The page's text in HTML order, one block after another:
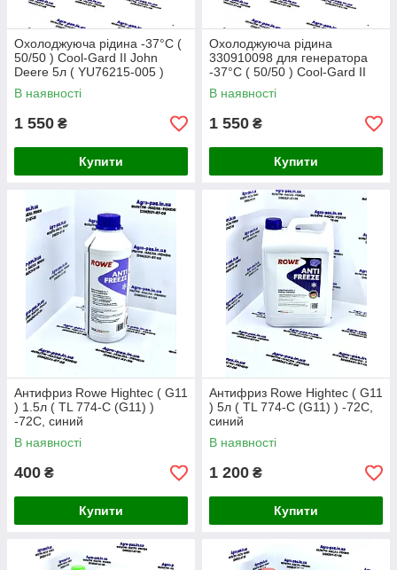
Охолоджуюча рідина -37°C (
50/50 ) Cool-Gard II John
Deere 5л ( YU76215-005 )
В наявності
1 550 ₴
Купити
Охолоджуюча рідина
330910098 для генератора
-37°C ( 50/50 ) Cool-Gard II
John Deere 5л ( YU76215-005
)В наявності
1 550 ₴
Купити
Антифриз Rowe Hightec ( G11
) 1.5л ( TL 774-C (G11) )
-72C, синий
В наявності
400 ₴
Купити
Антифриз Rowe Hightec ( G11
) 5л ( TL 774-C (G11) ) -72C,
синий
В наявності
1 200 ₴
Купити